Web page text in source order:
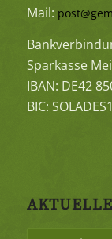
Mail:
Sparkasse
IBAN: DE42
BIC: